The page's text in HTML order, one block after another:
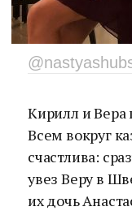
Кирилл и Вера
Всем вокруг
счастлива:
увез Веру в
их дочь